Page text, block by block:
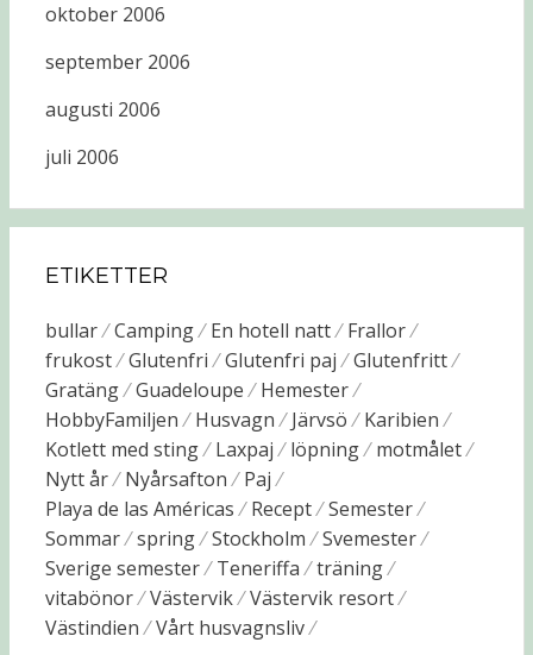
oktober 2006
september 2006
augusti 2006
juli 2006
ETIKETTER
bullar Camping En hotell natt
Frallor
frukost
Glutenfri Glutenfri paj
Glutenfritt
Gratäng
Guadeloupe
Hemester
HobbyFamiljen
Husvagn Järvsö
Karibien
Kotlett med sting
Laxpaj löpning
motmålet
Nytt år
Nyårsafton
Paj
Playa de las Américas
Recept
Semester
Sommar
spring Stockholm
Svemester
Sverige semester
Teneriffa
träning
vitabönor
Västervik
Västervik resort
Västindien
Vårt husvagnsliv